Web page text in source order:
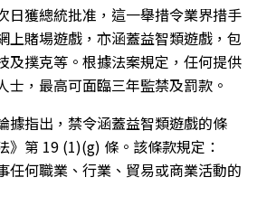
日獲總統批准，這一舉措令業界措手
上賭場遊戲，亦涵蓋益智類遊戲，包
及撲克等。根據法案規定，任何提供
士，最高可面臨三年監禁及罰款。
據指出，禁令涵蓋益智類遊戲的條
》第 19 (1)(g) 條。該條款規定：
任何職業、行業、貿易或商業活動的